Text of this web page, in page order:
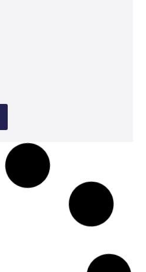
ORGANISATION TÉLÉTRAVAIL
réintroduire
bureau
la
employés